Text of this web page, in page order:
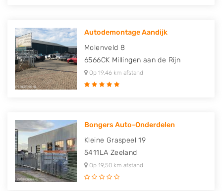
Autodemontage Aandijk
Molenveld 8
6566CK Millingen aan de Rijn
Op 19,46 km afstand
Bongers Auto-Onderdelen
Kleine Graspeel 19
5411LA Zeeland
Op 19,50 km afstand